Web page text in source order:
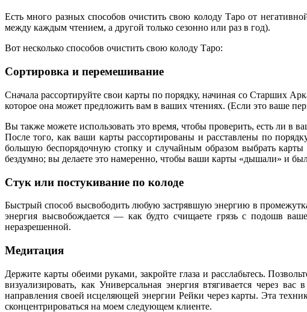
Есть много разных способов очистить свою колоду Таро от
между каждым чтением, а другой только сезонно или раз в год).
Вот несколько способов очистить свою колоду Таро:
Сортировка и перемешивание
Сначала рассортируйте свои карты по порядку, начиная со Старших
которое она может предложить вам в ваших чтениях. (Если это ваше
Вы также можете использовать это время, чтобы проверить, есть ли в
После того, как ваши карты рассортированы и расставлены по
большую беспорядочную стопку и случайным образом выбрать карты
бездумно; вы делаете это намеренно, чтобы ваши карты «дышали» и
Стук или постукивание по колоде
Быстрый способ высвободить любую застрявшую энергию в
энергия высвобождается — как будто счищаете грязь с подошв
неразрешенной.
Медитация
Держите карты обеими руками, закройте глаза и расслабьтесь.
визуализировать, как Универсальная энергия втягивается через
направления своей исцеляющей энергии Рейки через карты. Эта
сконцентрироваться на моем следующем клиенте.